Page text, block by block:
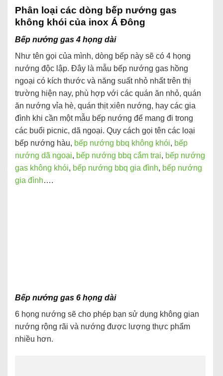
Phân loại các dòng bếp nướng gas
không khói của inox Á Đông
Bếp nướng gas 4 họng dài
Như tên gọi của mình, dòng bếp này sẽ có 4 họng
nướng độc lập. Đây là mẫu bếp nướng gas hồng
ngoại có kích thước và năng suất nhỏ nhất trên thị
trường hiện nay, phù hợp với các quán ăn nhỏ, quán
ăn nướng vỉa hè, quán thịt xiên nướng, hay các gia
đình khi cần một mẫu bếp nướng để mang đi trong
các buổi picnic, dã ngoại. Quy cách gọi tên các loại
bếp nướng hàu, bếp nướng bbq không khói, bếp
nướng dã ngoại, bếp nướng bbq cắm trại, bếp nướng
gas không khói, bếp nướng bbq gia đình, bếp nướng
gia đình….
Bếp nướng gas 6 họng dài
6 họng nướng sẽ cho phép bạn sử dụng không gian
nướng rộng rãi và nướng được lượng thực phẩm
nhiều hơn.